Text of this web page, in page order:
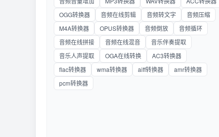
OGG转换器
音频在线剪辑 音频转文字
音频压缩
M4A转换器
OPUS转换器 音频倒放
音频循环
音频在线拼接
音频在线混音
音乐伴奏提取
音乐人声提取
OGA在线转换
AC3转换器
flac转换器
wma转换器 aiff转换器
amr转换器
pcm转换器